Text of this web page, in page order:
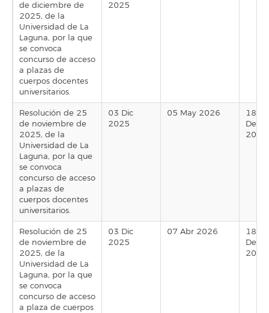
de diciembre de
2025, de la
Universidad de La
Laguna, por la que
se convoca
concurso de acceso
a plazas de
cuerpos docentes
universitarios.
2025
Resolución de 25
de noviembre de
2025, de la
Universidad de La
Laguna, por la que
se convoca
concurso de acceso
a plazas de
cuerpos docentes
universitarios.
03 Dic
2025
05 May 2026
18
Dec
2025
Resolución de 25
de noviembre de
2025, de la
Universidad de La
Laguna, por la que
se convoca
concurso de acceso
a plaza de cuerpos
03 Dic
2025
07 Abr 2026
18
Dec
2025